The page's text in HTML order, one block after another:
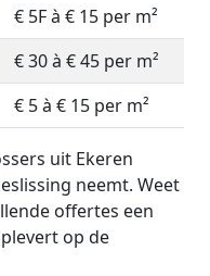
€ 5F à € 15 per m²
€ 30 à € 45 per m²
€ 5 à € 15 per m²
uit Ekeren
neemt. Weet
offertes een
op de